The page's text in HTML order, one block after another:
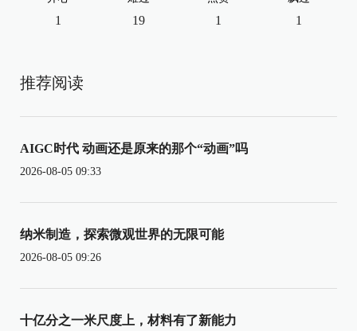
1 19 1 1
推荐阅读
AIGC时代 动画还是原来的那个“动画”吗
2026-08-05 09:33
纳米制造，探索微观世界的无限可能
2026-08-05 09:26
十亿分之一米尺度上，材料有了新能力